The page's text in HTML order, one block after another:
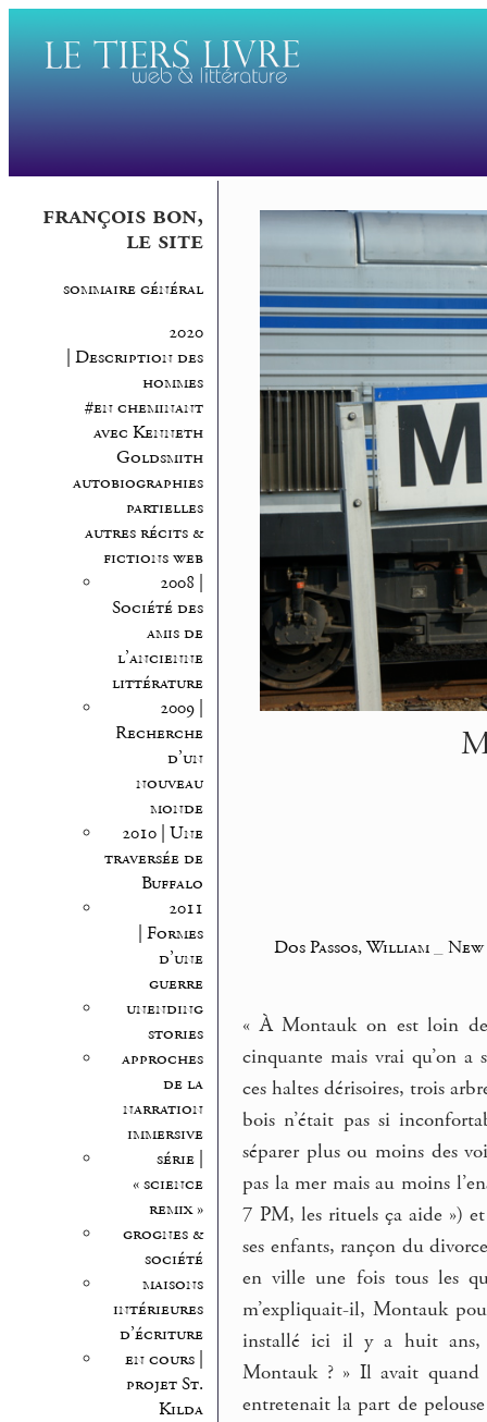
françois bon,
le site
sommaire général
2020
| Description des
hommes
#en cheminant
avec Kenneth
Goldsmith
autobiographies
partielles
autres récits &
fictions web
2008 |
Société des
amis de
l’ancienne
littérature
2009 |
Recherche
d’un
nouveau
monde
2010 | Une
traversée de
Buffalo
2011
| Formes
d’une
guerre
unending
stories
approches
de la
narration
immersive
série |
« science
remix »
grognes &
société
maisons
intérieures
d’écriture
en cours |
projet St.
Kilda
Dos Passos, William_
« À Montauk on est loin
cinquante mais vrai qu’on a
ces haltes dérisoires, trois
bois n’était pas si
séparer plus ou moins des
pas la mer mais au moins
7 PM, les rituels ça aide »)
ses enfants, rançon du
en ville une fois tous les
m’expliquait-il, Montauk
installé ici il y a huit ans,
Montauk ? » Il avait quand
entretenait la part de